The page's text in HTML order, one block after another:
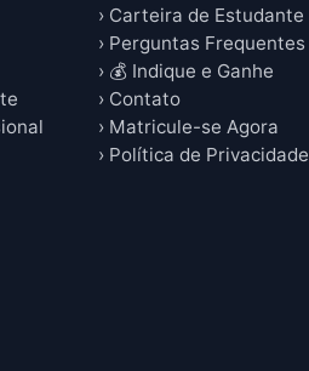
› Carteira de Estudante
› Perguntas Frequentes
› 💰 Indique e Ganhe
› Contato
› Matricule-se Agora
› Política de Privacidade